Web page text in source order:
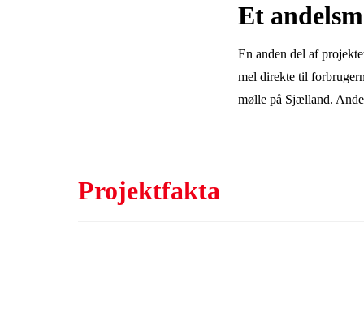
Et
En anden del af
mel direkte til
mølle på Sjælland.
Projektfakta